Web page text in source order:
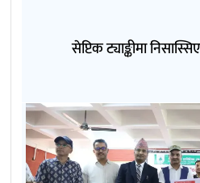
सेप्टिक ट्याङ्कीमा